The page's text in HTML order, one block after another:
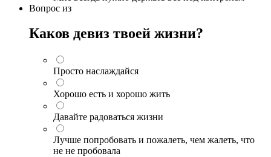
Вопрос из
Каков девиз твоей жизни?
Просто наслаждайся
Хорошо есть и хорошо жить
Давайте радоваться жизни
Лучше попробовать и пожалеть, чем жалеть, что
не не пробовала